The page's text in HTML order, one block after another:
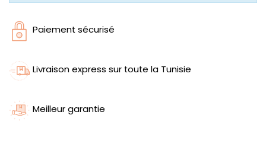
Paiement sécurisé
Livraison express sur toute la Tunisie
Meilleur garantie